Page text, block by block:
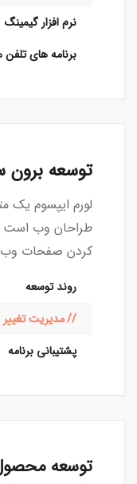
نرم افزار گیمینگ
برنامه های
توسعه برون
لورم ایپسوم یک
طراحان وب است
کردن صفحات وب
روند توسعه
مدیریت تغییر
پشتیبانی برنامه
توسعه محصول